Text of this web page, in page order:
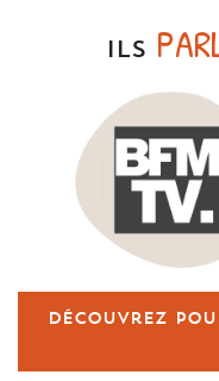
ILS
Découvrez